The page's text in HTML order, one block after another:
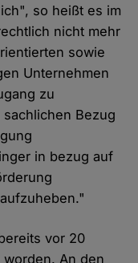
so heißt es im
nicht mehr
sowie
Unternehmen
zu
Bezug
in bezug auf
vor 20
An den